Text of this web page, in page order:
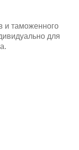
и таможенного
для